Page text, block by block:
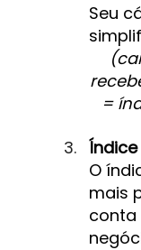
Seu
=
O
mais
conta